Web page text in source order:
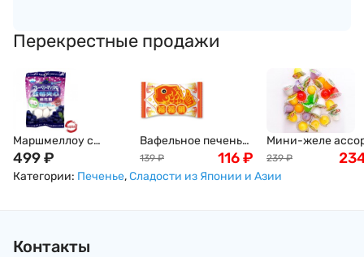
Перекрестные продажи
Маршмеллоу с
голубичной
начинкой (зефир)
EIWA, 90 г, Япония
499₽
Вафельное печенье
"Тайяки" золотая
рыбка с воздушным
139 ₽ 116₽
Мини-желе
тропических
New Choice, 400г
239 ₽
Категории: Печенье,Сладости из Японии и Азии
Контакты